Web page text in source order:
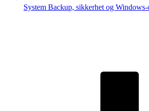
System Backup, sikkerhet og